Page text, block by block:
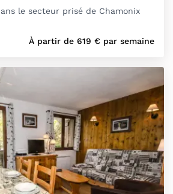
le secteur prisé de Chamonix
À partir de 619 € par semaine